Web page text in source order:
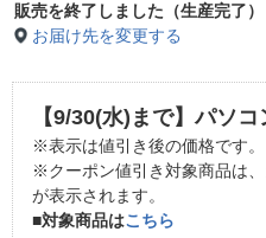
販売を終了しました（生産完了）
お届け先を変更する
【9/30(水)まで】パソ
※表示は値引き後の価格です。
※クーポン値引き対象商品は
が表示されます。
■対象商品はこちら